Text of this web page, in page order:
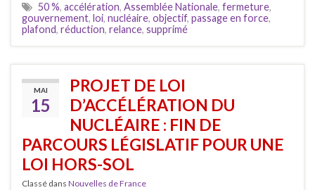
50 %, accélération, Assemblée Nationale, fermeture,
gouvernement, loi, nucléaire, objectif, passage en force,
plafond, réduction, relance, supprimé
MAI
15
PROJET DE LOI
D’ACCÉLÉRATION DU
NUCLÉAIRE : FIN DE
PARCOURS LÉGISLATIF POUR UNE
LOI HORS-SOL
Classé dans Nouvelles de France